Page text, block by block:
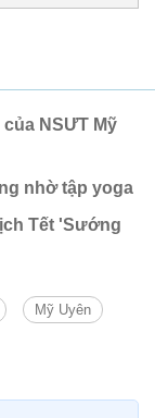
NSƯT Mỹ
nhờ tập yoga
Tết 'Sướng
Mỹ Uyên